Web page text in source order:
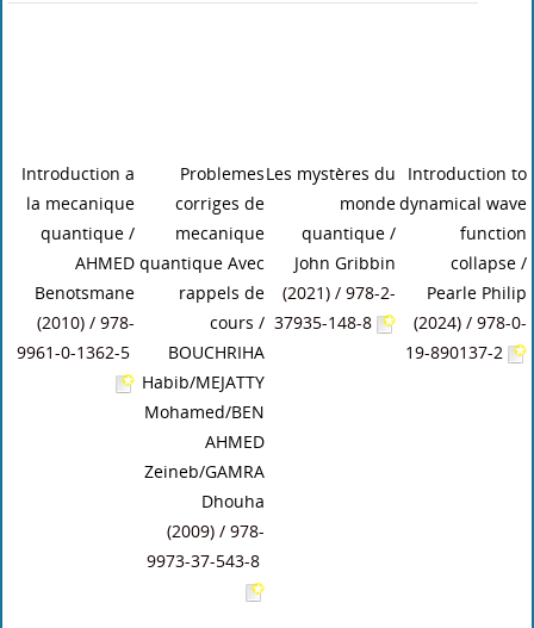
Introduction a
la mecanique
quantique /
AHMED
Benotsmane
(2010) / 978-
9961-0-1362-5
Problemes
corriges de
mecanique
quantique Avec
rappels de
cours /
BOUCHRIHA
Habib/MEJATTY
Mohamed/BEN
AHMED
Zeineb/GAMRA
Dhouha
(2009) / 978-
9973-37-543-8
Les mystères du
monde
quantique /
John Gribbin
(2021) / 978-2-
37935-148-8
Introduction to
dynamical wave
function
collapse /
Pearle Philip
(2024) / 978-0-
19-890137-2